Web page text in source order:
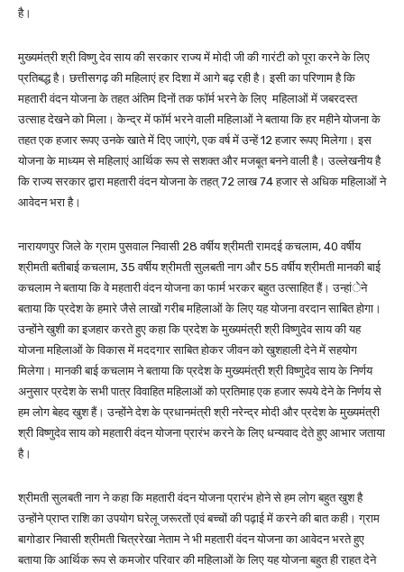
है।
मुख्यमंत्री श्री विष्णु देव साय की सरकार राज्य में मोदी जी की गारंटी को पूरा करने के लिए
प्रतिबद्ध है। छत्तीसगढ़ की महिलाएं हर दिशा में आगे बढ़ रही है। इसी का परिणाम है कि
महतारी वंदन योजना के तहत अंतिम दिनों तक फॉर्म भरने के लिए महिलाओं में जबरदस्त
उत्साह देखने को मिला। केन्द्र में फॉर्म भरने वाली महिलाओं ने बताया कि हर महीने योजना के
तहत एक हजार रूपए उनके खाते में दिए जाएंगे, एक वर्ष में उन्हें 12 हजार रूपए मिलेगा। इस
योजना के माध्यम से महिलाएं आर्थिक रूप से सशक्त और मजबूत बनने वाली है। उल्लेखनीय है
कि राज्य सरकार द्वारा महतारी वंदन योजना के तहत् 72 लाख 74 हजार से अधिक महिलाओं ने
आवेदन भरा है।
नारायणपुर जिले के ग्राम पुसवाल निवासी 28 वर्षीय श्रीमती रामदई कचलाम, 40 वर्षीय
श्रीमती बतीबाई कचलाम, 35 वर्षीय श्रीमती सुलबती नाग और 55 वर्षीय श्रीमती मानकी बाई
कचलाम ने बताया कि वे महतारी वंदन योजना का फार्म भरकर बहुत उत्साहित हैं। उन्हांेने
बताया कि प्रदेश के हमारे जैसे लाखों गरीब महिलाओं के लिए यह योजना वरदान साबित होगा।
उन्होंने खुशी का इजहार करते हुए कहा कि प्रदेश के मुख्यमंत्री श्री विष्णुदेव साय की यह
योजना महिलाओं के विकास में मददगार साबित होकर जीवन को खुशहाली देने में सहयोग
मिलेगा। मानकी बाई कचलाम ने बताया कि प्रदेश के मुख्यमंत्री श्री विष्णुदेव साय के निर्णय
अनुसार प्रदेश के सभी पात्र विवाहित महिलाओं को प्रतिमाह एक हजार रूपये देने के निर्णय से
हम लोग बेहद खुश हैं। उन्होंने देश के प्रधानमंत्री श्री नरेन्द्र मोदी और प्रदेश के मुख्यमंत्री
श्री विष्णुदेव साय को महतारी वंदन योजना प्रारंभ करने के लिए धन्यवाद देते हुए आभार जताया
है।
श्रीमती सुलबती नाग ने कहा कि महतारी वंदन योजना प्रारंभ होने से हम लोग बहुत खुश है
उन्होंने प्राप्त राशि का उपयोग घरेलू जरूरतों एवं बच्चों की पढ़ाई में करने की बात कही। ग्राम
बागोडार निवासी श्रीमती चित्ररेखा नेताम ने भी महतारी वंदन योजना का आवेदन भरते हुए
बताया कि आर्थिक रूप से कमजोर परिवार की महिलाओं के लिए यह योजना बहुत ही राहत देने